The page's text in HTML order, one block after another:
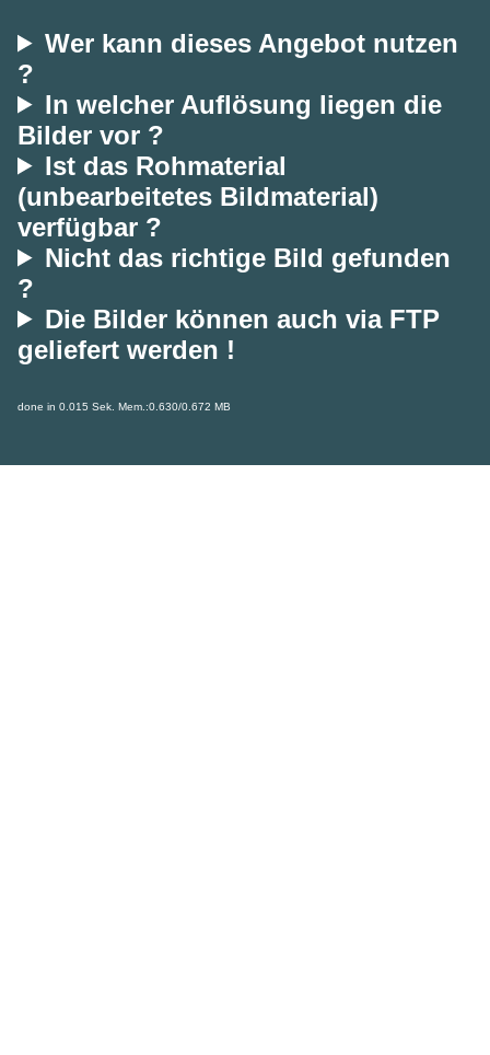
Wer kann dieses Angebot nutzen
?
In welcher Auflösung liegen die
Bilder vor ?
Ist das Rohmaterial
(unbearbeitetes Bildmaterial)
verfügbar ?
Nicht das richtige Bild gefunden
?
Die Bilder können auch via FTP
geliefert werden !
done in 0.015 Sek. Mem.:0.630/0.672 MB